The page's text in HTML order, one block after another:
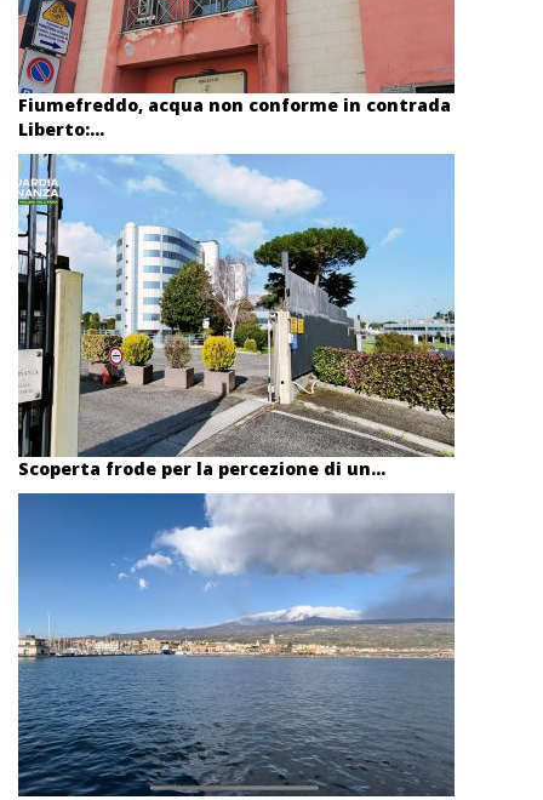
Fiumefreddo, acqua non conforme in contrada
Liberto:...
Scoperta frode per la percezione di un...